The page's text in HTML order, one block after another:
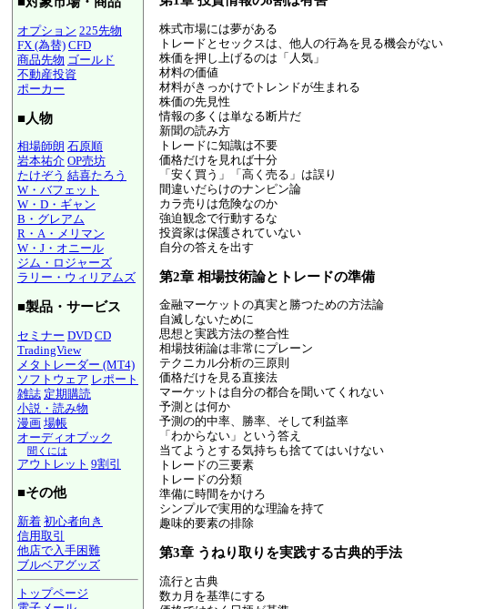
オプション 225先物
FX (為替) CFD
商品先物 ゴールド
不動産投資
ポーカー
■人物
相場師朗 石原順
岩本祐介 OP売坊
たけぞう 結喜たろう
W・バフェット
W・D・ギャン
B・グレアム
R・A・メリマン
W・J・オニール
ジム・ロジャーズ
ラリー・ウィリアムズ
■製品・サービス
セミナー DVD CD
TradingView
メタトレーダー (MT4)
ソフトウェア レポート
雑誌 定期購読
小説・読み物
漫画 場帳
オーディオブック
聞くには
アウトレット 9割引
■その他
新着 初心者向き
信用取引
他店で入手困難
ブルベアグッズ
トップページ
株式市場には夢がある
トレードとセックスは、他人の行為を見る機会がない
株価を押し上げるのは「人気」
材料の価値
材料がきっかけでトレンドが生まれる
株価の先見性
情報の多くは単なる断片だ
新聞の読み方
トレードに知識は不要
価格だけを見れば十分
「安く買う」「高く売る」は誤り
間違いだらけのナンピン論
カラ売りは危険なのか
強迫観念で行動するな
投資家は保護されていない
自分の答えを出す
第2章 相場技術論とトレードの準備
金融マーケットの真実と勝つための方法論
自滅しないために
思想と実践方法の整合性
相場技術論は非常にプレーン
テクニカル分析の三原則
価格だけを見る直接法
マーケットは自分の都合を聞いてくれない
予測とは何か
予測の的中率、勝率、そして利益率
「わからない」という答え
当てようとする気持ちも捨ててはいけない
トレードの三要素
トレードの分類
準備に時間をかけろ
シンプルで実用的な理論を持て
趣味的要素の排除
第3章 うねり取りを実践する古典的手法
流行と古典
数カ月を基準にする